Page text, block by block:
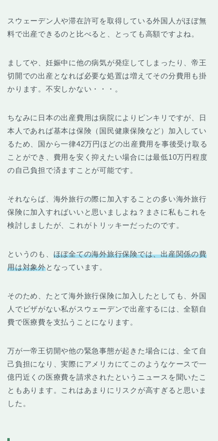
スウェーデン人や滞在許可を取得している外国人がほぼ無
料で出産できるのと比べると、とっても高額ですよね。
ましてや、妊娠中に他の病気が発症してしまったり、帝王
切開での出産となれば必要な処置は増えてその分費用も掛
かります。不安しかない・・・。
ちなみに日本の出産費用は病院によりピンキリですが、日
本人であれば基本は保険（国民健康保険など）加入してい
るため、国から一律42万円ほどの出産費用を事後受け取る
ことができ、費用を安く抑えたい場合には最低10万円程度
の自己負担で済ますことが可能です。
それならば、海外旅行の際に加入することの多い海外旅行
保険に加入すればいいと思いましよね？まさに私もこれを
検討しましたが、これがトリッキーだったのです。
というのも、 ほぼ全ての海外旅行保険では、出産関係の費
用は対象外となっています。
そのため、たとて海外旅行保険に加入したとしても、外国
人でビザがない私がスウェーデンで出産するには、全額自
費で医療費を支払うことになります。
万が一帝王切開や他の緊急事態が起きた場合には、全て自
己負担になり、実際にアメリカにてこのようなケースで一
億円近くの医療費を請求されたというニュースを聞いたこ
ともあります。これはあまりにリスクが高すぎると思いま
した。